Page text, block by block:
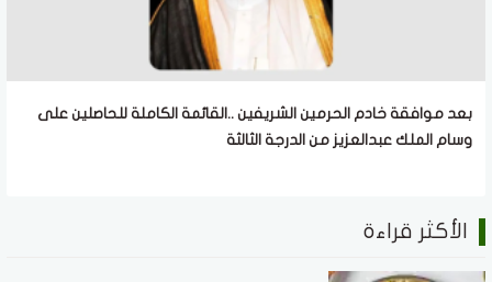
بعد موافقة خادم الحرمين الشريفين ..القائمة الكاملة للحاصلين على
وسام الملك عبدالعزيز من الدرجة الثالثة
الأكثر قراءة